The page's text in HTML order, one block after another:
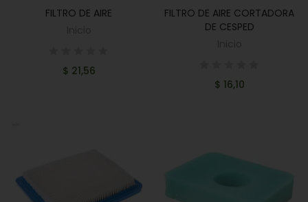
AÑADIR AL CARRITO
FILTRO DE AIRE
$ 21,56
AÑADIR AL CARRITO
FILTRO DE AIRE CORTADORA
DE CESPED
$ 16,10